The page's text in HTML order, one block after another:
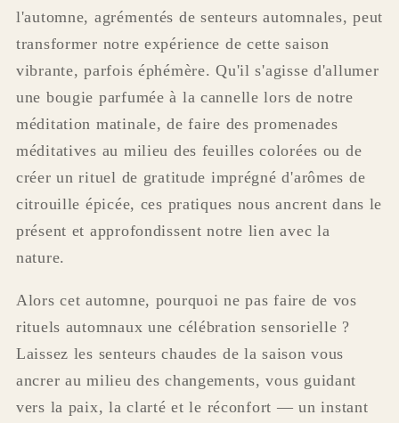
l'automne, agrémentés de senteurs automnales, peut
transformer notre expérience de cette saison
vibrante, parfois éphémère. Qu'il s'agisse d'allumer
une bougie parfumée à la cannelle lors de notre
méditation matinale, de faire des promenades
méditatives au milieu des feuilles colorées ou de
créer un rituel de gratitude imprégné d'arômes de
citrouille épicée, ces pratiques nous ancrent dans le
présent et approfondissent notre lien avec la
nature.
Alors cet automne, pourquoi ne pas faire de vos
rituels automnaux une célébration sensorielle ?
Laissez les senteurs chaudes de la saison vous
ancrer au milieu des changements, vous guidant
vers la paix, la clarté et le réconfort — un instant